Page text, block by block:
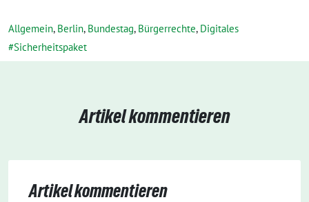
Allgemein, Berlin, Bundestag, Bürgerrechte, Digitales
Sicherheitspaket
Artikel kommentieren
Artikel kommentieren